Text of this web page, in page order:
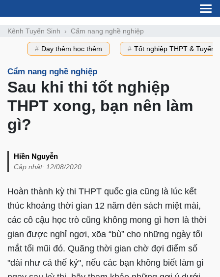
Kênh Tuyển Sinh Cẩm nang nghề nghiệp
Dạy thêm học thêm Tốt nghiệp THPT & Tuyển
Cẩm nang nghề nghiệp
Sau khi thi tốt nghiệp
THPT xong, bạn nên làm
gì?
Hiền Nguyễn
Cập nhật: 12/08/2020
Hoàn thành kỳ thi THPT quốc gia cũng là lúc kết
thúc khoảng thời gian 12 năm đèn sách miệt mài,
các cô cậu học trò cũng không mong gì hơn là thời
gian được nghỉ ngơi, xõa “bù” cho những ngày tối
mắt tối mũi đó. Quãng thời gian chờ đợi điểm số
"dài như cả thế kỷ", nếu các bạn không biết làm gì